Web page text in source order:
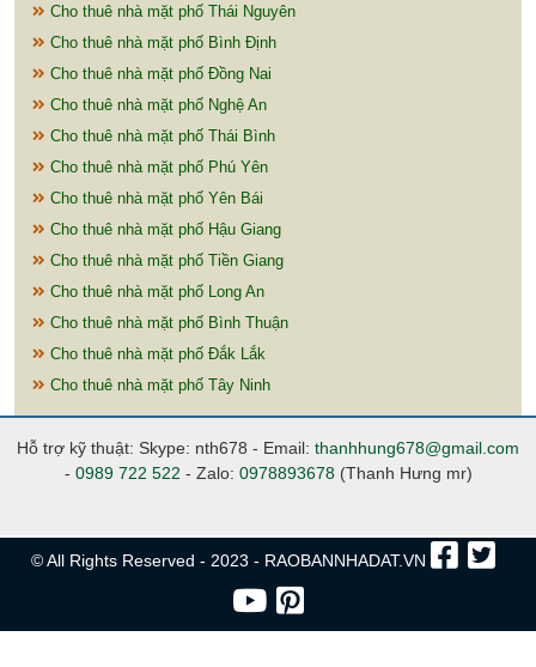
Cho thuê nhà mặt phố Thái Nguyên
Cho thuê nhà mặt phố Bình Định
Cho thuê nhà mặt phố Đồng Nai
Cho thuê nhà mặt phố Nghệ An
Cho thuê nhà mặt phố Thái Bình
Cho thuê nhà mặt phố Phú Yên
Cho thuê nhà mặt phố Yên Bái
Cho thuê nhà mặt phố Hậu Giang
Cho thuê nhà mặt phố Tiền Giang
Cho thuê nhà mặt phố Long An
Cho thuê nhà mặt phố Bình Thuận
Cho thuê nhà mặt phố Đắk Lắk
Cho thuê nhà mặt phố Tây Ninh
Hỗ trợ kỹ thuật: Skype: nth678 - Email: thanhhung678@gmail.com
- 0989 722 522 - Zalo: 0978893678(Thanh Hưng mr)
© All Rights Reserved - 2023 - RAOBANNHADAT.VN